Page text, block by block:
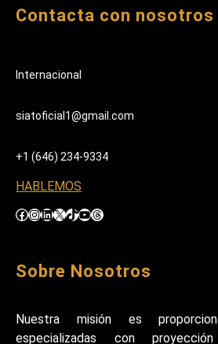
Contacta con nosotros
Internacional
siatoficial1@gmail.com
+1 (646) 234-9334
HABLEMOS
Facebook InstagramLinkedIn X TikTok YouTube Threads
Sobre Nosotros
Nuestra misión es
especializadas con proyección